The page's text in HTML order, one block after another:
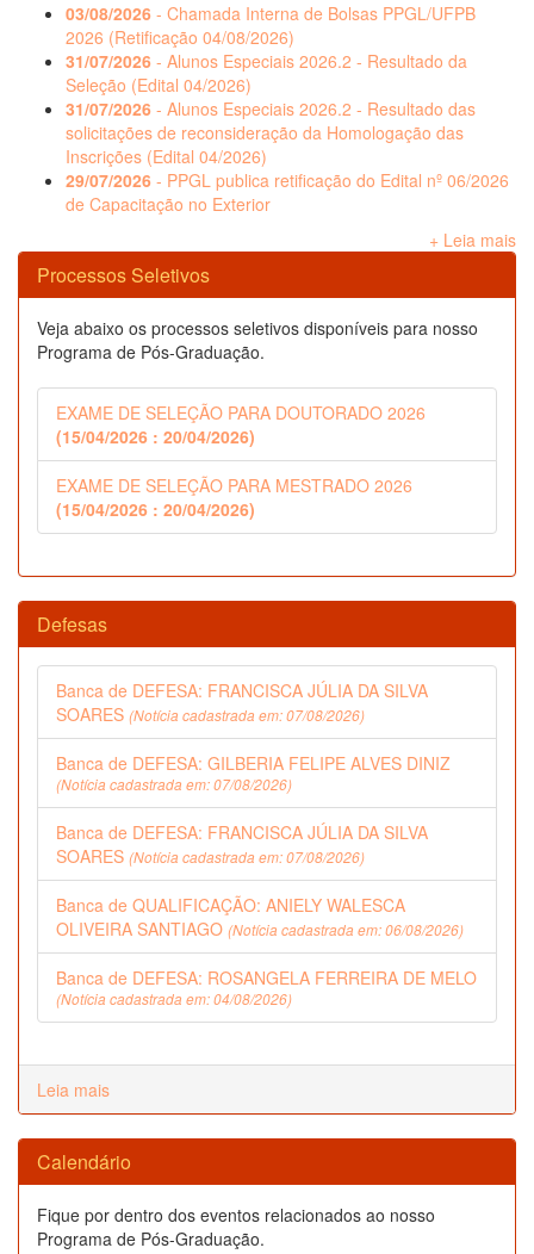
03/08/2026 - Chamada Interna de Bolsas PPGL/UFPB
2026 (Retificação 04/08/2026)
31/07/2026 - Alunos Especiais 2026.2 - Resultado da
Seleção (Edital 04/2026)
31/07/2026 - Alunos Especiais 2026.2 - Resultado das
solicitações de reconsideração da Homologação das
Inscrições (Edital 04/2026)
29/07/2026 - PPGL publica retificação do Edital nº 06/2026
de Capacitação no Exterior
+ Leia mais
Processos Seletivos
Veja abaixo os processos seletivos disponíveis para nosso
Programa de Pós-Graduação.
EXAME DE SELEÇÃO PARA DOUTORADO 2026
(15/04/2026 : 20/04/2026)
EXAME DE SELEÇÃO PARA MESTRADO 2026
(15/04/2026 : 20/04/2026)
Defesas
Banca de DEFESA: FRANCISCA JÚLIA DA SILVA
SOARES (Notícia cadastrada em: 07/08/2026)
Banca de DEFESA: GILBERIA FELIPE ALVES DINIZ
(Notícia cadastrada em: 07/08/2026)
Banca de DEFESA: FRANCISCA JÚLIA DA SILVA
SOARES (Notícia cadastrada em: 07/08/2026)
Banca de QUALIFICAÇÃO: ANIELY WALESCA
OLIVEIRA SANTIAGO (Notícia cadastrada em: 06/08/2026)
Banca de DEFESA: ROSANGELA FERREIRA DE MELO
(Notícia cadastrada em: 04/08/2026)
Leia mais
Calendário
Fique por dentro dos eventos relacionados ao nosso
Programa de Pós-Graduação.